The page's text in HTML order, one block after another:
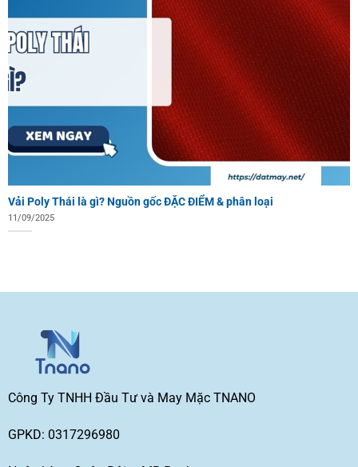
Vải Poly Thái là gì? Nguồn gốc ĐẶC ĐIỂM & phân loại
11/09/2025
Công Ty TNHH Đầu Tư và May Mặc TNANO
GPKD: 0317296980